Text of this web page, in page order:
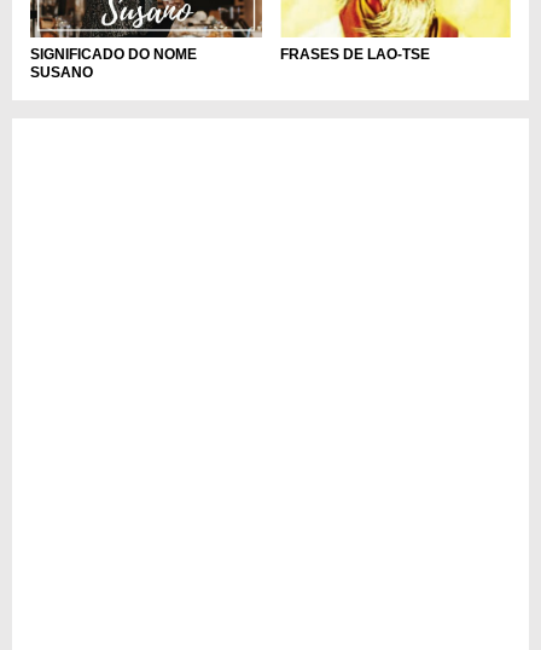
SIGNIFICADO DO NOME
SUSANO
FRASES DE LAO-TSE